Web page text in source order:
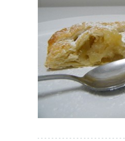
¿TE GUSTARÍA UNIRTE A
ÚNETE A LA NEWSLETTER
RECOMENDACIONES